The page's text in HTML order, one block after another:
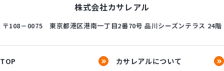
株式会社カサレアル
〒108－0075 東京都港区港南一丁目2番70号 品川シーズンテラス 24階
TOP カサレアルについて